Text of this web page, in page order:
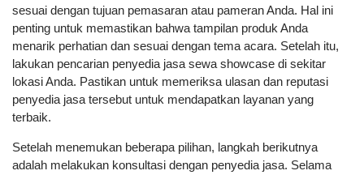
sesuai dengan tujuan pemasaran atau pameran Anda. Hal ini
penting untuk memastikan bahwa tampilan produk Anda
menarik perhatian dan sesuai dengan tema acara. Setelah itu,
lakukan pencarian penyedia jasa sewa showcase di sekitar
lokasi Anda. Pastikan untuk memeriksa ulasan dan reputasi
penyedia jasa tersebut untuk mendapatkan layanan yang
terbaik.
Setelah menemukan beberapa pilihan, langkah berikutnya
adalah melakukan konsultasi dengan penyedia jasa. Selama